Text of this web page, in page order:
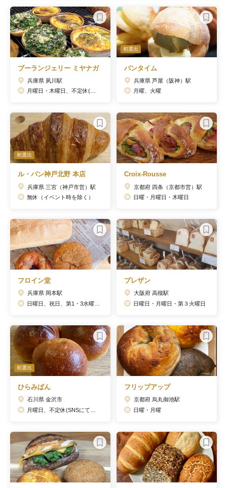
ブーランジェリー ミヤナガ
兵庫県 夙川駅
初選出
パンタイム
兵庫県 芦屋（阪神）駅
月曜、火曜
初選出
ル・パン神戸北野 本店
兵庫県 三宮（神戸市営）駅
無休（イベント時を除く）
Croix-Rousse
京都府 四条（京都市営）駅
日曜・月曜日・木曜日
フロイン堂
兵庫県 岡本駅
プレザン
大阪府 高槻駅
日曜日・月曜日・第３火曜日
初選出
ひらみぱん
石川県 金沢市
フリップアップ
京都府 烏丸御池駅
日曜・月曜